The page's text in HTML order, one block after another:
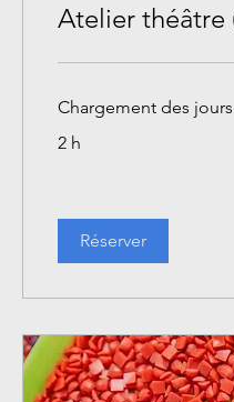
Atelier théâtre
Chargement des
2 h
Réserver